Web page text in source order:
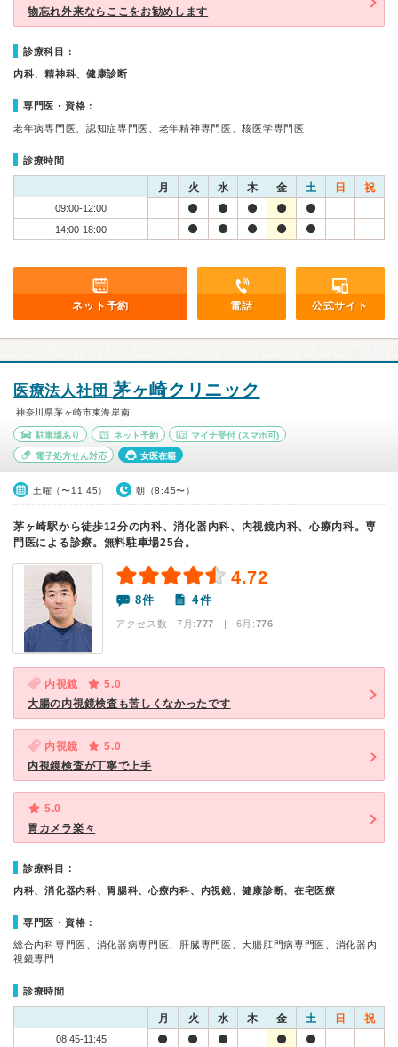
物忘れ外来ならここをお勧めします
診療科目：
内科、精神科、健康診断
専門医・資格：
老年病専門医、認知症専門医、老年精神専門医、核医学専門医
診療時間
月 火 水 木 金 土 日 祝
09:00-12:00
14:00-18:00
ネット予約 電話 公式サイト
医療法人社団 茅ヶ崎クリニック
神奈川県茅ヶ崎市東海岸南
駐車場あり ネット予約 マイナ受付 (スマホ可)
電子処方せん対応 女医在籍
土曜（〜11:45） 朝（8:45〜）
茅ヶ崎駅から徒歩12分の内科、消化器内科、内視鏡内科、心療内科。専
門医による診療。無料駐車場25台。
4.72
8件 4件
アクセス数 7月:777 | 6月:776
内視鏡
5.0
大腸の内視鏡検査も苦しくなかったです
内視鏡
5.0
内視鏡検査が丁寧で上手
5.0
胃カメラ楽々
診療科目：
内科、消化器内科、胃腸科、心療内科、内視鏡、健康診断、在宅医療
専門医・資格：
総合内科専門医、消化器病専門医、肝臓専門医、大腸肛門病専門医、消化器内
視鏡専門…
診療時間
月 火 水 木 金 土 日 祝
08:45-11:45